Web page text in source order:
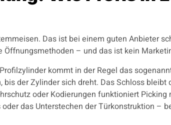
Das ist bei einem guten Anbieter
– und das ist kein
kommt in der Regel das
der Zylinder sich dreht. Das Schloss
oder Kodierungen funktioniert
das Unterstechen der Türkonstruktion –